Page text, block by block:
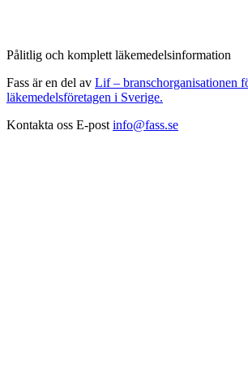
Pålitlig och komplett läkemedelsinformation
Fass är en del av Lif – branschorganisationen
läkemedelsföretagen i Sverige.
Kontakta oss E-post info@fass.se